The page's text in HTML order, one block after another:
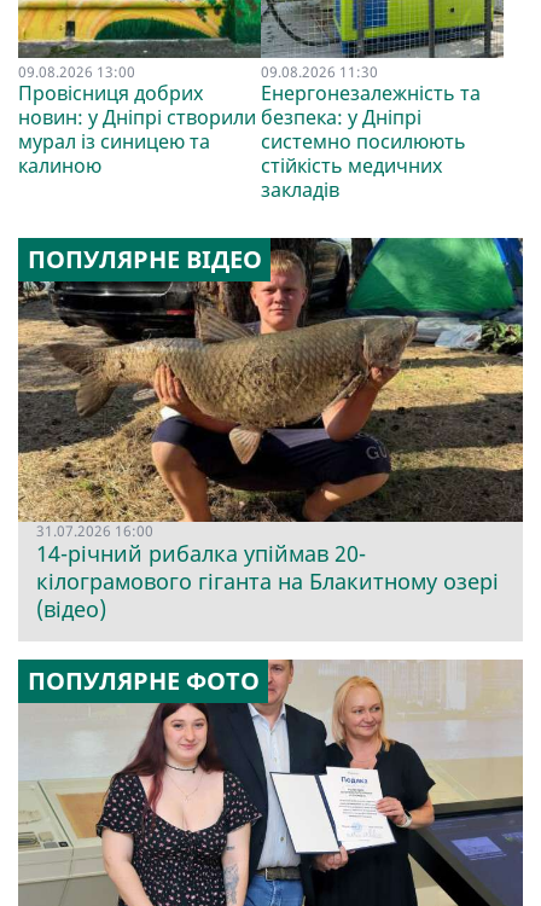
09.08.2026 13:00
Провісниця добрих
новин: у Дніпрі створили
мурал із синицею та
калиною
09.08.2026 11:30
Енергонезалежність та
безпека: у Дніпрі
системно посилюють
стійкість медичних
закладів
ПОПУЛЯРНЕ ВІДЕО
31.07.2026 16:00
14-річний рибалка упіймав 20-
кілограмового гіганта на Блакитному озері
(відео)
ПОПУЛЯРНЕ ФОТО